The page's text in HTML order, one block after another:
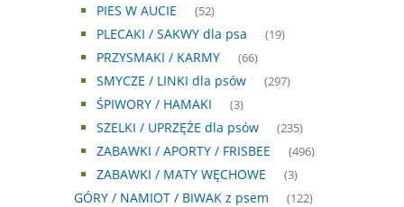
PIES W AUCIE (52)
PLECAKI / SAKWY dla psa (19)
PRZYSMAKI / KARMY (66)
SMYCZE / LINKI dla psów (297)
ŚPIWORY / HAMAKI (3)
SZELKI / UPRZĘŻE dla psów (235)
ZABAWKI / APORTY / FRISBEE (496)
ZABAWKI / MATY WĘCHOWE (3)
GÓRY / NAMIOT / BIWAK z psem (122)